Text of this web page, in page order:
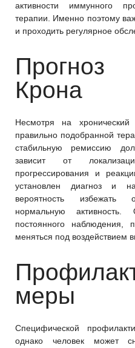
активности иммунного
терапии. Именно поэтому
и проходить регулярное
Крона
Несмотря на хронический
правильно подобранной
стабильную ремиссию
зависит от
прогрессирования и
установлен диагноз и
вероятность избежать
нормальную активность.
постоянного наблюдения,
меняться под воздействием
меры
Специфической
однако человек может